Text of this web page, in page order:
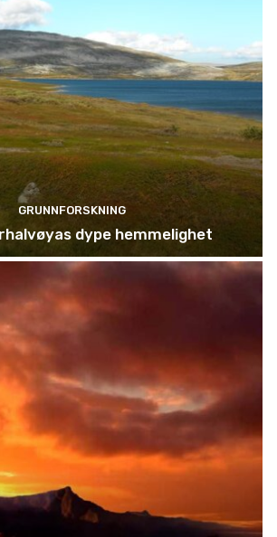
GRUNNFORSKNING
dype hemmelighet